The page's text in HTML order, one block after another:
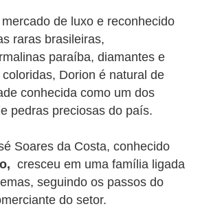
de luxo e reconhecido
raras brasileiras,
paraíba, diamantes e
Dorion é natural de
conhecida como um dos
pedras preciosas do país.
Soares da Costa, conhecido
cresceu em uma família ligada
seguindo os passos do
do setor.